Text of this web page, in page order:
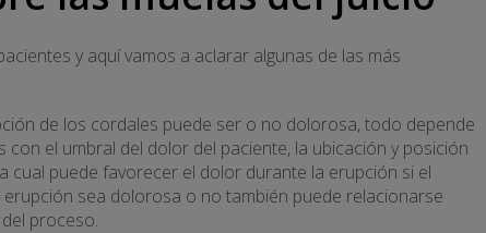
y aquí vamos a aclarar algunas de las más
de los cordales puede ser o no dolorosa, todo depende
el umbral del dolor del paciente, la ubicación y posición
cual puede favorecer el dolor durante la erupción si el
sea dolorosa o no también puede relacionarse
proceso.